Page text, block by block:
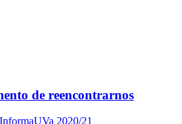
de reencontrarnos